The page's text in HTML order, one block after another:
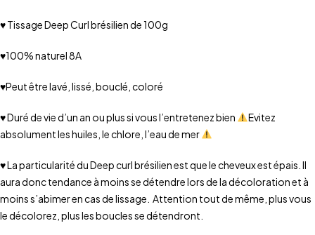
♥ Tissage Deep Curl brésilien de 100g
♥100% naturel 8A
♥Peut être lavé, lissé, bouclé, coloré
♥ Duré de vie d’un an ou plus si vous l’entretenez bien
Evitez
absolument les huiles, le chlore, l’eau de mer
♥ La particularité du Deep curl brésilien est que le cheveux est épais. Il
aura donc tendance à moins se détendre lors de la décoloration et à
moins s’abimer en cas de lissage. Attention tout de même, plus vous
le décolorez, plus les boucles se détendront.